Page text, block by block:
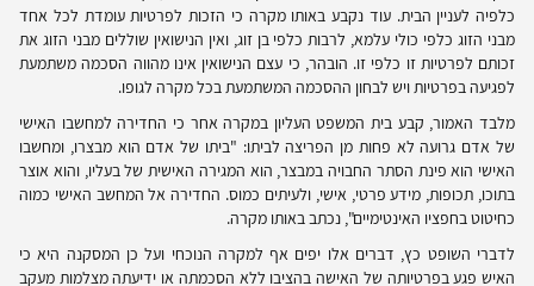
כלפיה לעניין הבית. עוד נקבע באותו מקרה כי הזכות לפרטיות עומדת לכל אחד
מבני הזוג כלפי כולי עלמא, לרבות כלפי בן זוג, ואין הנישואין שוללים מבני הזוג את
זכותם לפרטיות זו כלפי זו. הובהר, כי עצם הנישואין אינו מהווה הסכמה משתמעת
לפגיעה בפרטיות ויש לבחון ההסכמה המשתמעת בכל מקרה לגופו.
מלבד האמור, קבע בית המשפט העליון במקרה אחר כי החדירה למחשבו האישי
של אדם גרועה לא פחות מן הפריצה לביתו: "ביתו של אדם הוא מבצרו, ומחשבו
האישי הוא פינת הסתר החבויה במבצר, הוא המגירה האישית של בעליו, והוא אוצר
בתוכו, תכופות, מידע פרטי, אישי, ולעיתים כמוס. החדירה אל המחשב האישי כמוה
כחיטוט בחפציו האינטימיים", נכתב באותו מקרה.
לדברי השופט כץ, דברים אלו יפים אף למקרה הנוכחי ועל כן המסקנה היא כי
האיש פגע בפרטיותה של האישה בהציבו ללא הסכמתה או ידיעתה מצלמות מעקב